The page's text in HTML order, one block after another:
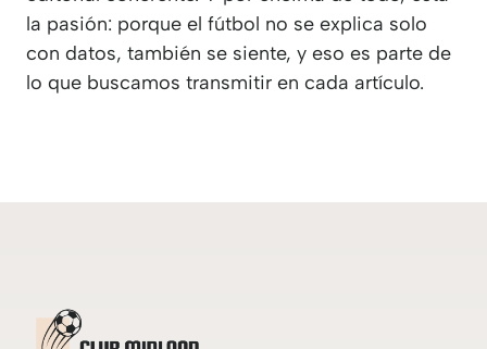
la pasión: porque el fútbol no se explica solo
con datos, también se siente, y eso es parte de
lo que buscamos transmitir en cada artículo.